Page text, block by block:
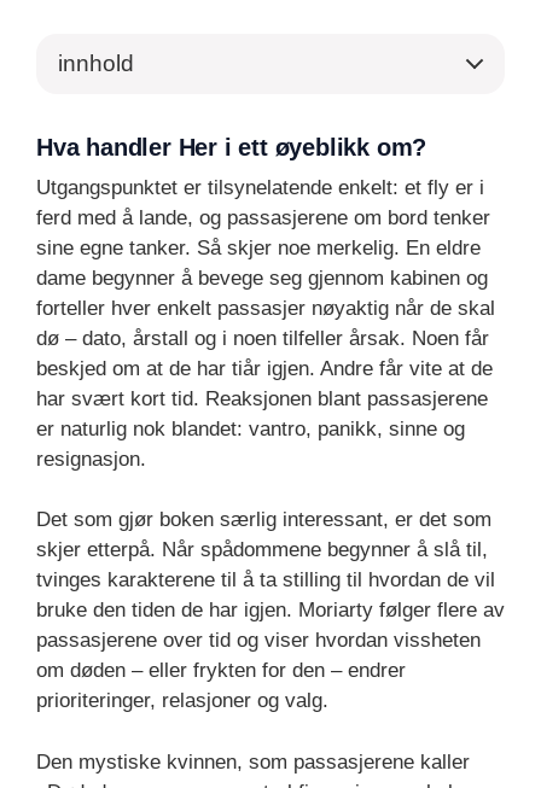
innhold
Hva handler Her i ett øyeblikk om?
Utgangspunktet er tilsynelatende enkelt: et fly er i
ferd med å lande, og passasjerene om bord tenker
sine egne tanker. Så skjer noe merkelig. En eldre
dame begynner å bevege seg gjennom kabinen og
forteller hver enkelt passasjer nøyaktig når de skal
dø – dato, årstall og i noen tilfeller årsak. Noen får
beskjed om at de har tiår igjen. Andre får vite at de
har svært kort tid. Reaksjonen blant passasjerene
er naturlig nok blandet: vantro, panikk, sinne og
resignasjon.
Det som gjør boken særlig interessant, er det som
skjer etterpå. Når spådommene begynner å slå til,
tvinges karakterene til å ta stilling til hvordan de vil
bruke den tiden de har igjen. Moriarty følger flere av
passasjerene over tid og viser hvordan vissheten
om døden – eller frykten for den – endrer
prioriteringer, relasjoner og valg.
Den mystiske kvinnen, som passasjerene kaller